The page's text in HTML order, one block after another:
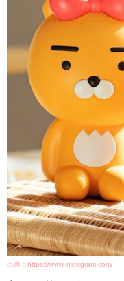
出典：https://www.instagram.com/